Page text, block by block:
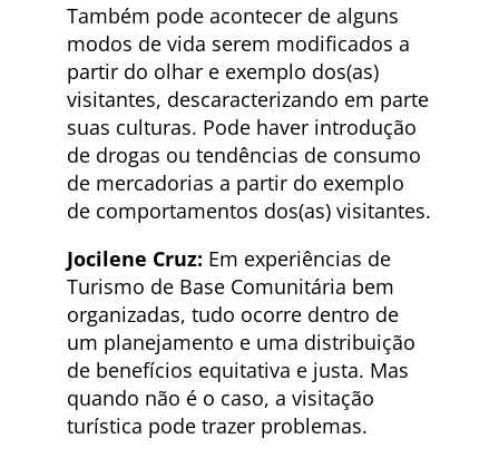
Também pode acontecer de alguns
modos de vida serem modificados a
partir do olhar e exemplo dos(as)
visitantes, descaracterizando em parte
suas culturas. Pode haver introdução
de drogas ou tendências de consumo
de mercadorias a partir do exemplo
de comportamentos dos(as) visitantes.
Jocilene Cruz: Em experiências de
Turismo de Base Comunitária bem
organizadas, tudo ocorre dentro de
um planejamento e uma distribuição
de benefícios equitativa e justa. Mas
quando não é o caso, a visitação
turística pode trazer problemas.